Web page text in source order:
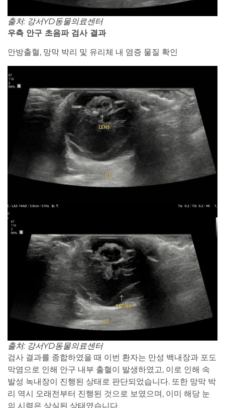
출처: 강서YD동물의료센터
우측 안구 초음파 검사 결과
안방출혈, 망막 박리 및 유리체 내 염증 물질 확인
출처: 강서YD동물의료센터
검사 결과를 종합하였을 때 이번 환자는 만성 백내장과 포도
막염으로 인해 안구 내부 출혈이 발생하였고, 이로 인해 속
발성 녹내장이 진행된 상태로 판단되었습니다. 또한 망막 박
리 역시 오래전부터 진행된 것으로 보였으며, 이미 해당 눈
의 시력은 상실된 상태였습니다.